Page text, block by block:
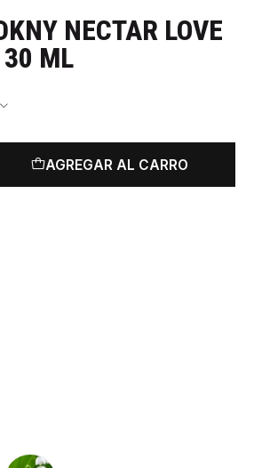
NECTAR LOVE
30 ML
AGREGAR AL CARRO